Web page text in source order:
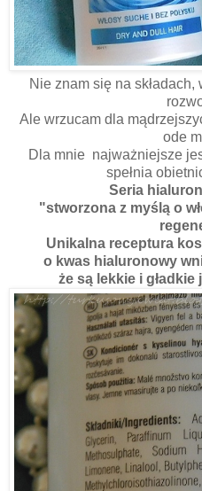
Nie znam się na
Ale wrzucam dla
ode
Dla mnie najważniejsze
spełnia
Seria
"stworzona z myślą o
Unikalna receptura
o kwas hialuronowy
że są lekkie i